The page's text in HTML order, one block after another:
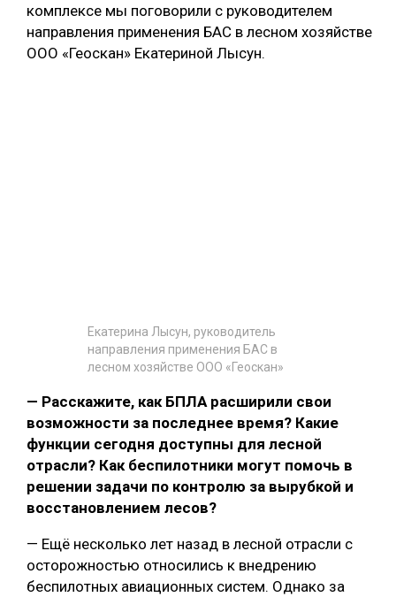
комплексе мы поговорили с руководителем
направления применения БАС в лесном хозяйстве
ООО «Геоскан» Екатериной Лысун.
Екатерина Лысун, руководитель
направления применения БАС в
лесном хозяйстве ООО «Геоскан»
— Расскажите, как БПЛА расширили свои
возможности за последнее время? Какие
функции сегодня доступны для лесной
отрасли? Как беспилотники могут помочь в
решении задачи по контролю за вырубкой и
восстановлением лесов?
— Ещё несколько лет назад в лесной отрасли с
осторожностью относились к внедрению
беспилотных авиационных систем. Однако за